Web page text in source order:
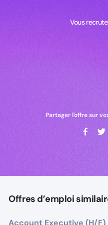
Vous
Vous recrutez ?
Partager l'offre sur
Offres d’emploi
Account Executive (H/F)